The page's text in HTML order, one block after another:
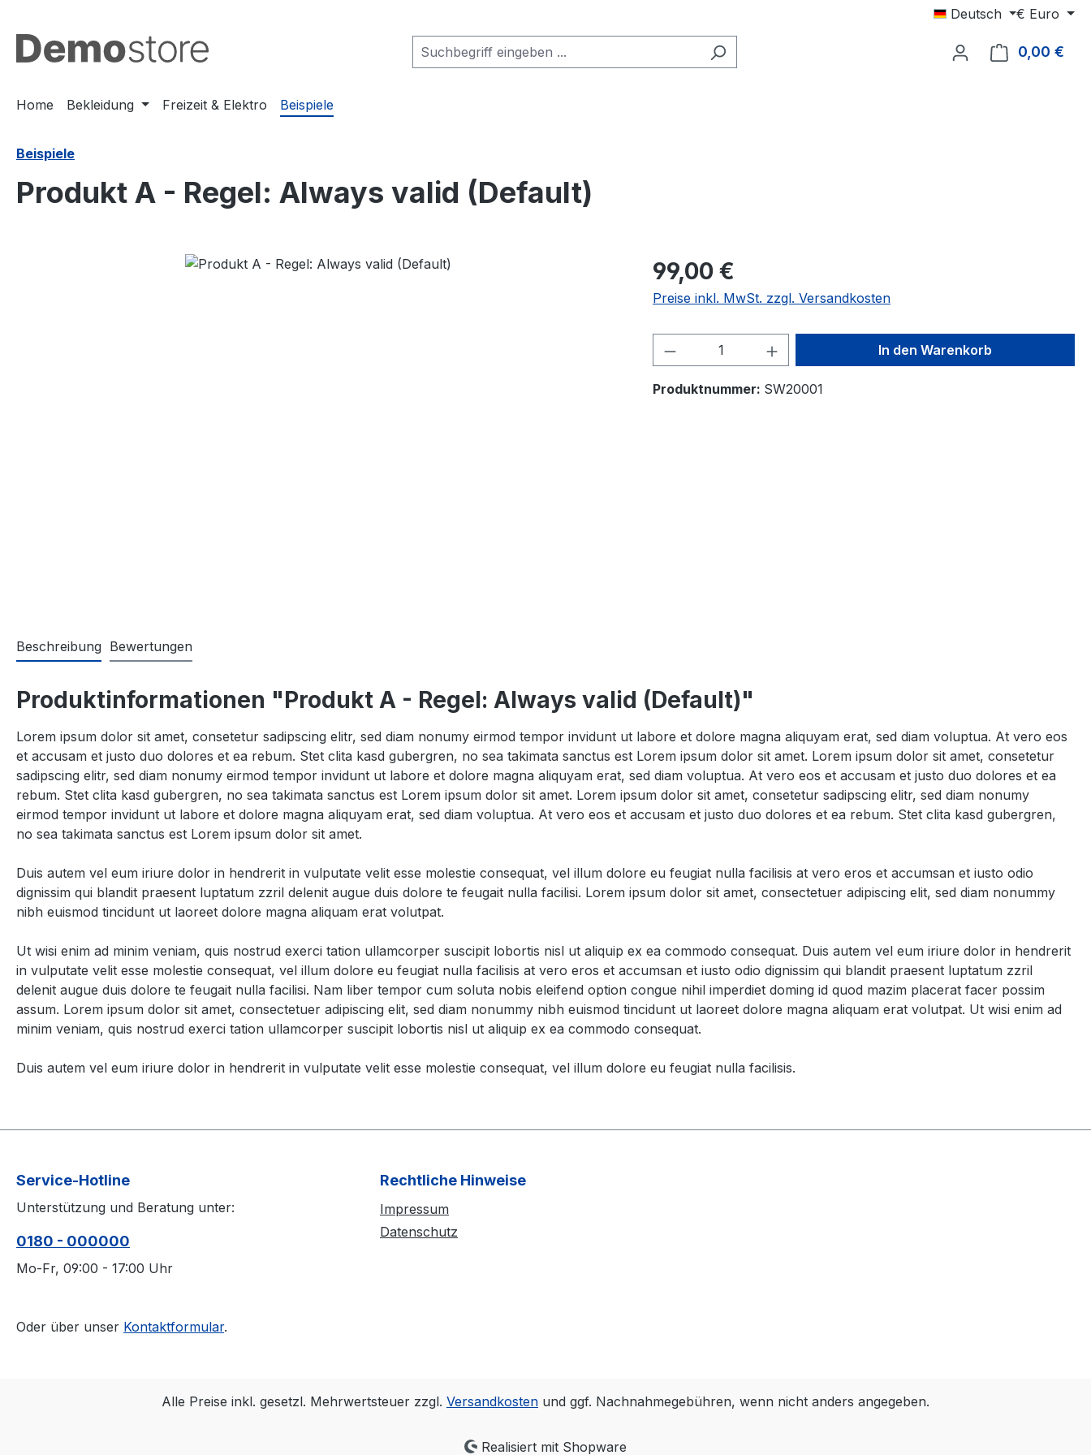
Deutsch € Euro
0,00 €
Home Bekleidung Freizeit & Elektro Beispiele
Beispiele
Produkt A - Regel: Always valid (Default)
Regulärer Preis:
99,00 €
Preise inkl. MwSt. zzgl. Versandkosten
Produkt Anzahl: Gib den gewünschten Wert
In den Warenkorb
Produktnummer: SW20001
Beschreibung Bewertungen
Produktinformationen "Produkt A - Regel: Always valid (Default)"
Lorem ipsum dolor sit amet, consetetur sadipscing elitr, sed diam nonumy eirmod tempor invidunt ut labore et dolore magna aliquyam erat, sed diam voluptua. At vero eos
et accusam et justo duo dolores et ea rebum. Stet clita kasd gubergren, no sea takimata sanctus est Lorem ipsum dolor sit amet. Lorem ipsum dolor sit amet, consetetur
sadipscing elitr, sed diam nonumy eirmod tempor invidunt ut labore et dolore magna aliquyam erat, sed diam voluptua. At vero eos et accusam et justo duo dolores et ea
rebum. Stet clita kasd gubergren, no sea takimata sanctus est Lorem ipsum dolor sit amet. Lorem ipsum dolor sit amet, consetetur sadipscing elitr, sed diam nonumy
eirmod tempor invidunt ut labore et dolore magna aliquyam erat, sed diam voluptua. At vero eos et accusam et justo duo dolores et ea rebum. Stet clita kasd gubergren,
no sea takimata sanctus est Lorem ipsum dolor sit amet.
Duis autem vel eum iriure dolor in hendrerit in vulputate velit esse molestie consequat, vel illum dolore eu feugiat nulla facilisis at vero eros et accumsan et iusto odio
dignissim qui blandit praesent luptatum zzril delenit augue duis dolore te feugait nulla facilisi. Lorem ipsum dolor sit amet, consectetuer adipiscing elit, sed diam nonummy
nibh euismod tincidunt ut laoreet dolore magna aliquam erat volutpat.
Ut wisi enim ad minim veniam, quis nostrud exerci tation ullamcorper suscipit lobortis nisl ut aliquip ex ea commodo consequat. Duis autem vel eum iriure dolor in hendrerit
in vulputate velit esse molestie consequat, vel illum dolore eu feugiat nulla facilisis at vero eros et accumsan et iusto odio dignissim qui blandit praesent luptatum zzril
delenit augue duis dolore te feugait nulla facilisi. Nam liber tempor cum soluta nobis eleifend option congue nihil imperdiet doming id quod mazim placerat facer possim
assum. Lorem ipsum dolor sit amet, consectetuer adipiscing elit, sed diam nonummy nibh euismod tincidunt ut laoreet dolore magna aliquam erat volutpat. Ut wisi enim ad
minim veniam, quis nostrud exerci tation ullamcorper suscipit lobortis nisl ut aliquip ex ea commodo consequat.
Duis autem vel eum iriure dolor in hendrerit in vulputate velit esse molestie consequat, vel illum dolore eu feugiat nulla facilisis.
Service-Hotline
Unterstützung und Beratung unter:
0180 - 000000
Mo-Fr, 09:00 - 17:00 Uhr
Oder über unser Kontaktformular.
Rechtliche Hinweise
Impressum
Datenschutz
Alle Preise inkl. gesetzl. Mehrwertsteuer zzgl. Versandkosten und ggf. Nachnahmegebühren, wenn nicht anders angegeben.
Realisiert mit Shopware